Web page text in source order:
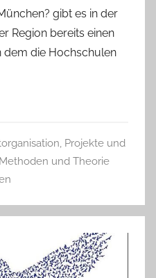
gibt es in der
Region bereits einen
dem die Hochschulen
, Projekte und
und Theorie